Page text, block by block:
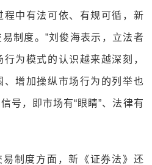
中有法可依、有规可循，新
制度。”刘俊海表示，立法者
为模式的认识越来越深刻，
增加操纵市场行为的列举也
号，即市场有“眼睛”、法律有
制度方面，新《证券法》还